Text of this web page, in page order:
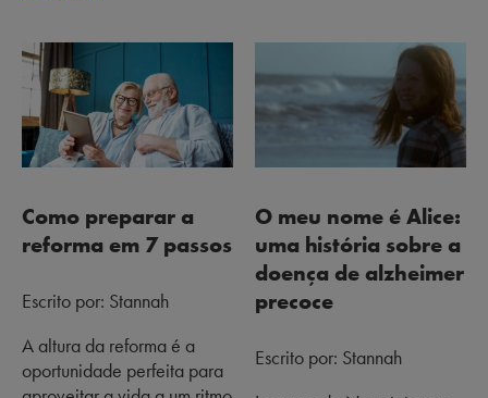
Como preparar a
reforma em 7 passos
Escrito por: Stannah
A altura da reforma é a
oportunidade perfeita para
O meu nome é Alice:
uma história sobre a
doença de alzheimer
precoce
Escrito por: Stannah